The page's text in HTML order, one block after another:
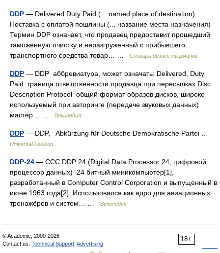
DDP — Delivered Duty Paid (... named place of destination)
Поставка с оплатой пошлины (... название места назначения)
Термин DDP означает, что продавец предоставит прошедший
таможенную очистку и неразгруженный с прибывшего
транспортного средства товар… …
Словарь бизнес-терминов
DDP — DDP аббревиатура, может означать: Delivered, Duty
Paid граница ответственности продавца при пересылках Disc
Description Protocol общий формат образов дисков, широко
используемый при авторинге (передаче звуковых данных)
мастер… …
Википедия
DDP — DDP, Abkürzung für Deutsche Demokratische Partei …
Universal-Lexikon
DDP-24 — CCC DDP 24 (Digital Data Processor 24, цифровой
процессор данных) 24 битный миникомпьютер[1],
разработанный в Computer Control Corporation и выпущенный в
июне 1963 года[2]. Использовался как ядро для авиационных
тренажёров и систем… …
Википедия
18+
© Academic, 2000-2026
Contact us: Technical Support Advertising